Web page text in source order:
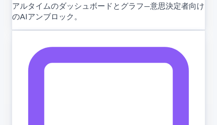
アルタイムのダッシュボードとグラフ—意思決定者向け
のAIアンブロック。